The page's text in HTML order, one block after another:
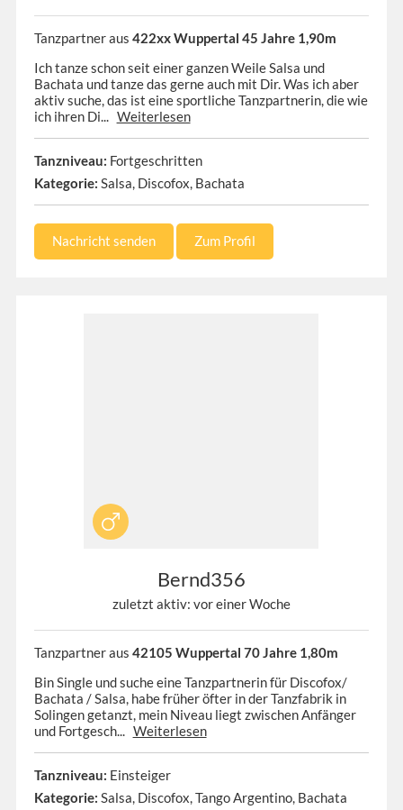
Tanzpartner aus 422xx Wuppertal 45 Jahre 1,90m
Ich tanze schon seit einer ganzen Weile Salsa und
Bachata und tanze das gerne auch mit Dir. Was ich aber
aktiv suche, das ist eine sportliche Tanzpartnerin, die wie
ich ihren Di... Weiterlesen
Tanzniveau: Fortgeschritten
Kategorie: Salsa, Discofox, Bachata
Nachricht senden Zum Profil
Bernd356
zuletzt aktiv: vor einer Woche
Tanzpartner aus 42105 Wuppertal 70 Jahre 1,80m
Bin Single und suche eine Tanzpartnerin für Discofox/
Bachata / Salsa, habe früher öfter in der Tanzfabrik in
Solingen getanzt, mein Niveau liegt zwischen Anfänger
und Fortgesch... Weiterlesen
Tanzniveau: Einsteiger
Kategorie: Salsa, Discofox, Tango Argentino, Bachata